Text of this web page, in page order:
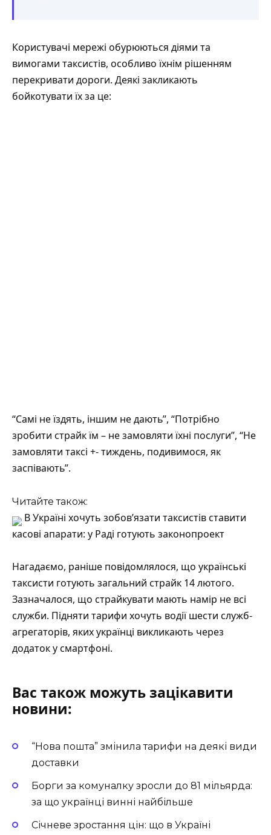
Користувачі мережі обурюються діями та
вимогами таксистів, особливо їхнім рішенням
перекривати дороги. Деякі закликають
бойкотувати їх за це:
“Самі не їздять, іншим не дають”, “Потрібно
зробити страйк їм – не замовляти їхні послуги”, “Не
замовляти таксі +- тиждень, подивимося, як
заспівають”.
Читайте також:
В Україні хочуть зобов’язати таксистів ставити
касові апарати: у Раді готують законопроект
Нагадаємо, раніше повідомлялося, що українські
таксисти готують загальний страйк 14 лютого.
Зазначалося, що страйкувати мають намір не всі
служби. Підняти тарифи хочуть водії шести служб-
агрегаторів, яких українці викликають через
додаток у смартфоні.
Вас також можуть зацікавити
новини:
“Нова пошта” змінила тарифи на деякі види
доставки
Борги за комуналку зросли до 81 мільярда:
за що українці винні найбільше
Січневе зростання цін: що в Україні